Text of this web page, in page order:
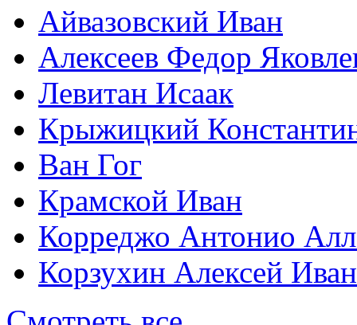
Айвазовский Иван
Алексеев Федор
Левитан Исаак
Крыжицкий
Ван Гог
Крамской Иван
Корреджо Антонио
Корзухин Алексей